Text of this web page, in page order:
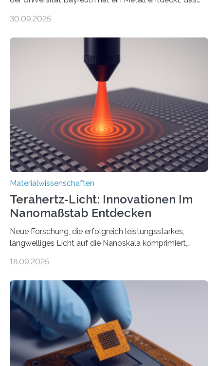
Dadurch ist es in der Lage, eine sogenannte zweite
Nichtmetallen vorkommt und insbesondere für
Sensorik und Elektrotechnik von Interesse ist. Über ihre
Erkenntnisse berichten die Forschenden im Journal of
the American Chemical Society. —What for?
Materialien, die gleichzeitig Strom leiten und Licht
beeinflussen können, sind für viele moderne
Technologien…
30.09.2025
Materialwissenschaften
Terahertz-Licht: Innovationen Im
Nanomaßstab Entdecken
Neue Forschung, die erfolgreich leistungsstarkes,
langwelliges Licht auf die Nanoskala komprimiert,
optoelektronischen Geräten ermöglichen, geleitet von
Forschung, die erfolgreich leistungsstarkes,
langwelliges Licht auf die Nanoskala komprimiert,
könnte Fortschritte in der Terahertz-Optik und bei
optoelektronischen Geräten ermöglichen, geleitet von
Vanderbilt und dem Fritz-Haber-Institut Josh Caldwell,
Professor für Maschinenbau und Direktor des
interdisziplinären Graduiertenprogramms für
18.09.2025